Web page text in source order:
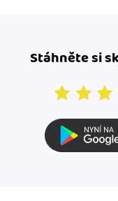
Stáhněte si